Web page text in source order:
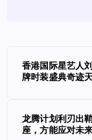
文
章
航
香港国际星艺人
牌时装盛典奇迹
龙腾计划利刃出
座，方能应对未